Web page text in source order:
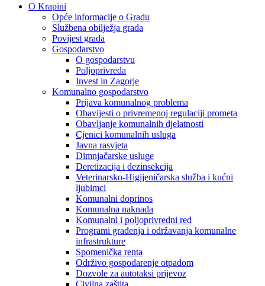
O Krapini
Opće informacije o Gradu
Službena obilježja grada
Povijest grada
Gospodarstvo
O gospodarstvu
Poljoprivreda
Invest in Zagorje
Komunalno gospodarstvo
Prijava komunalnog problema
Obavijesti o privremenoj regulaciji prometa
Obavljanje komunalnih djelatnosti
Cjenici komunalnih usluga
Javna rasvjeta
Dimnjačarske usluge
Deretizacija i dezinsekcija
Veterinarsko-Higijeničarska služba i kućni
ljubimci
Komunalni doprinos
Komunalna naknada
Komunalni i poljoprivredni red
Programi građenja i održavanja komunalne
infrastrukture
Spomenička renta
Održivo gospodarenje otpadom
Dozvole za autotaksi prijevoz
Civilna zaštita